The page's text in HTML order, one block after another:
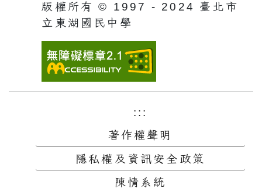
版權所有 © 1997 - 2024 臺北市
立東湖國民中學
:::
著作權聲明
隱私權及資訊安全政策
陳情系統